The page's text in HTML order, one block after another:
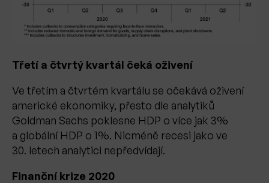
Třetí a čtvrtý kvartál čeká oživení
Ve třetím a čtvrtém kvartálu se očekává oživení
americké ekonomiky, přesto dle analytiků
Goldman Sachs poklesne HDP o více jak 3%
a globální HDP o 1%. Nicméně recesi jako ve
30. letech analytici nepředvídají.
Finanční krize 2020